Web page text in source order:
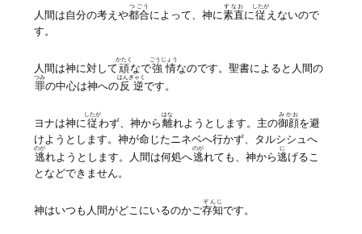
人間は自分の考えや都合
つごう
によって、神に素直
すなお
に 従
したが
えないので
す。
人間は神に対して頑
かたく
なで強情
ごうじょう
なのです。聖書によると人間の
罪
つみ
の中心は神への 反逆
はんぎゃく
です。
ヨナは神に 従
したが
わず、神から 離
はな
れようとします。主の御顔
みかお
を避
けようとします。神が命じたニネベへ行かず、タルシシュへ
逃
のが
れようとします。人間は何処へ逃
のが
れても、神から逃
に
げるこ
となどできません。
神はいつも人間がどこにいるのかご存知
ぞんじ
です。